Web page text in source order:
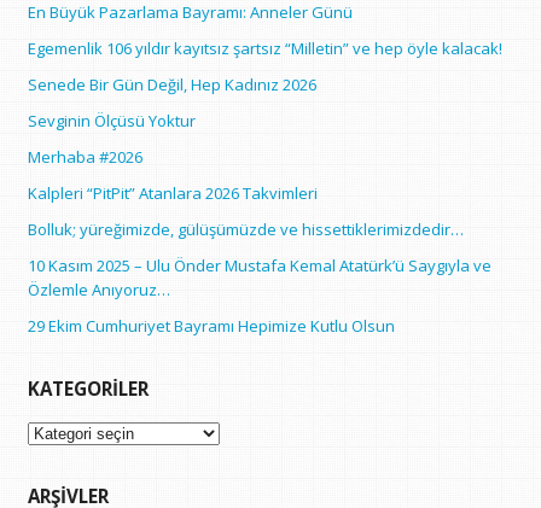
En Büyük Pazarlama Bayramı: Anneler Günü
Egemenlik 106 yıldır kayıtsız şartsız “Milletin” ve hep öyle kalacak!
Senede Bir Gün Değil, Hep Kadınız 2026
Sevginin Ölçüsü Yoktur
Merhaba #2026
Kalpleri “PitPit” Atanlara 2026 Takvimleri
Bolluk; yüreğimizde, gülüşümüzde ve hissettiklerimizdedir…
10 Kasım 2025 – Ulu Önder Mustafa Kemal Atatürk’ü Saygıyla ve
Özlemle Anıyoruz…
29 Ekim Cumhuriyet Bayramı Hepimize Kutlu Olsun
KATEGORILER
Kategoriler
ARŞIVLER